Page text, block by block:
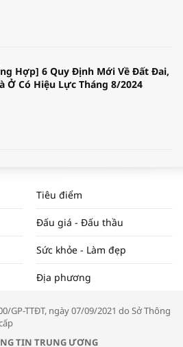
Hợp] 6 Quy Định Mới Về Đất Đai,
Ở Có Hiệu Lực Tháng 8/2024
NĂM 2024 VÀ NĂM 2025 | NHỊP
THỊ TRƯỜNG #62
đàm “Xúc tiến thương mại: Khơi
Tiêu điểm
Đấu giá - Đấu thầu
Sức khỏe - Làm đẹp
Địa phương
GP-TTĐT, ngày 07/09/2021 do Sở Thông
TIN TRUNG ƯƠNG